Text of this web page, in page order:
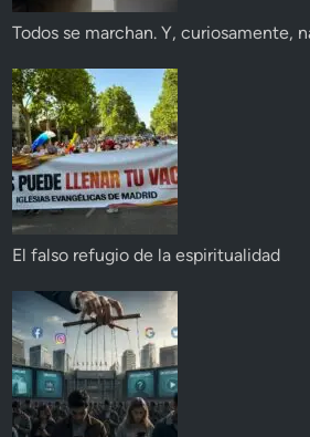
Todos se marchan. Y, curiosamente,
El falso refugio de la espiritualidad